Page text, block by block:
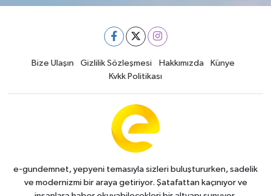
Bize Ulaşın Gizlilik Sözleşmesi Hakkımızda
Künye
Kvkk Politikası
e-gundemnet, yepyeni temasıyla sizleri buluştururken, sadelik
ve modernizmi bir araya getiriyor. Şatafattan kaçınıyor ve